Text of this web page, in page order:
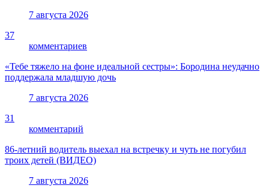
7 августа 2026
37
комментариев
«Тебе тяжело на фоне идеальной сестры»: Бородина неудачно
поддержала младшую дочь
7 августа 2026
31
комментарий
86-летний водитель выехал на встречку и чуть не погубил
троих детей (ВИДЕО)
7 августа 2026